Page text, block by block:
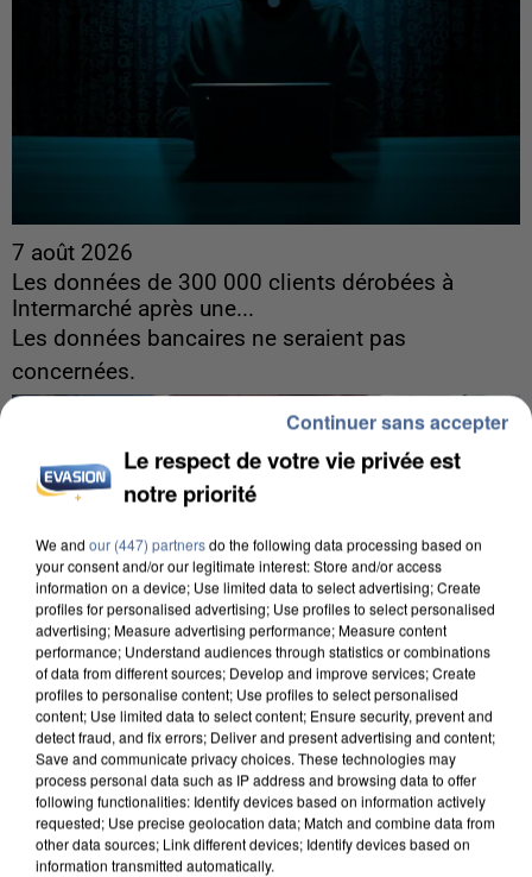
7 août 2026
Les données de 300 000 clients dérobées à
Intermarché après une...
Les données bancaires ne seraient pas
concernées.
7 août 2026
Un second cadre de la DZ Mafia interpellé en
Algérie
Le respect de votre vie privée est
notre priorité
We and our (447) partnersdo the following data processing based on
your consent and/or our legitimate interest: Store and/or access
information on a device; Use limited data to select advertising; Create
profiles for personalised advertising; Use profiles to select personalised
advertising; Measure advertising performance; Measure content
performance; Understand audiences through statistics or combinations
of data from different sources; Develop and improve services; Create
profiles to personalise content; Use profiles to select personalised
content; Use limited data to select content; Ensure security, prevent and
detect fraud, and fix errors; Deliver and present advertising and content;
Save and communicate privacy choices. These technologies may
process personal data such as IP address and browsing data to offer
following functionalities: Identify devices based on information actively
requested; Use precise geolocation data; Match and combine data from
other data sources; Link different devices; Identify devices based on
information transmitted automatically.
Continuer sans accepter